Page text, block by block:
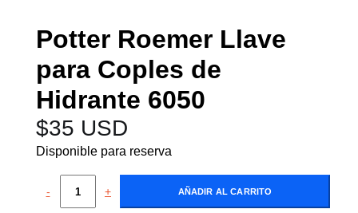
Potter Roemer Llave
para Coples de
Hidrante 6050
$35 USD
Disponible para reserva
- + AÑADIR AL CARRITO